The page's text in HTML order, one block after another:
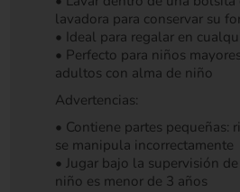
lavadora para conservar su
• Ideal para regalar en
• Perfecto para niños
adultos con alma de niño
Advertencias:
• Contiene partes pequeñas:
se manipula incorrectamente
• Jugar bajo la supervisión
niño es menor de 3 años